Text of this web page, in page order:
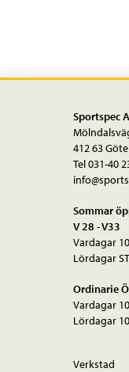
Sportspec
412 63
Tel 031-40
Sommar
V 28 - V33
Vardagar
Lördagar
Ordinarie
Vardagar
Lördagar
Verkstad